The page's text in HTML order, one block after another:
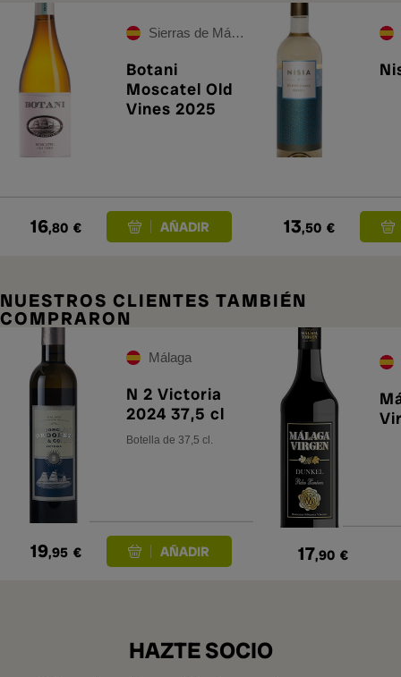
Sierras de Málaga
Botani
Moscatel Old
Vines 2025
16,80 € 13,50 €
NUESTROS CLIENTES TAMBIÉN
COMPRARON
Málaga
N 2 Victoria
2024 37,5 cl
Botella de 37,5 cl.
19,95 € 17,90 €
HAZTE SOCIO